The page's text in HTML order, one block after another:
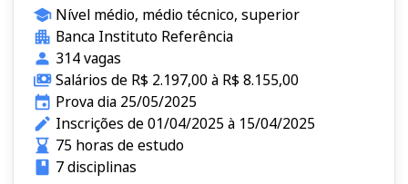
Nível médio, médio técnico, superior
Banca Instituto Referência
314 vagas
Salários de R$ 2.197,00 à R$ 8.155,00
Prova dia 25/05/2025
Inscrições de 01/04/2025 à 15/04/2025
75 horas de estudo
7 disciplinas